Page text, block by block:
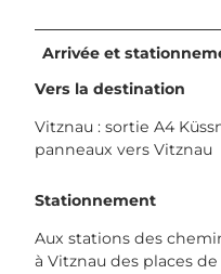
Arrivée et
Vers la destination
Vitznau : sortie A4
panneaux vers Vitznau
Stationnement
Aux stations des
à Vitznau des places